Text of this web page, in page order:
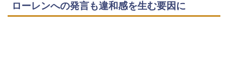
ローレンへの発言も違和感を生む要因に